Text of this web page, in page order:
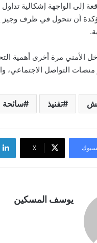
إلى الواجهة إشكالية
أن تتحول في ظرف وجيز
الأمني مرة أخرى أهمية
منصات التواصل الاجتماعي،
تفنيذ سائحة
‫X
يوسف المسكين